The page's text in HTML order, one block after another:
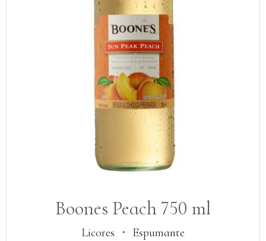
Boones Peach 750 ml
Licores ・ Espumante